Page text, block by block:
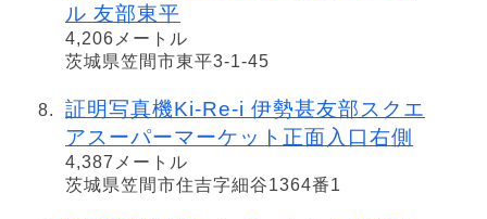
ル 友部東平
4,206メートル
茨城県笠間市東平3-1-45
証明写真機Ki-Re-i 伊勢甚友部スクエ
アスーパーマーケット正面入口右側
4,387メートル
茨城県笠間市住吉字細谷1364番1